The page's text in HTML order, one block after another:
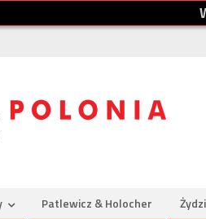
Patlewicz & Holocher Żydzi